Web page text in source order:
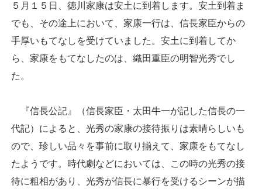
５月１５日、徳川家康は安土に到着します。安土到着ま
でも、その途上において、家康一行は、信長家臣からの
手厚いもてなしを受けていました。安土に到着してか
ら、家康をもてなしたのは、織田重臣の明智光秀でし
た。
『信長公記』（信長家臣・太田牛一が記した信長の一
代記）によると、光秀の家康の接待振りは素晴らしいも
ので、珍しい品々を事前に取り揃えて、家康をもてなし
たようです。時代劇などにおいては、この時の光秀の接
待に粗相があり、光秀が信長に暴行を受けるシーンが描